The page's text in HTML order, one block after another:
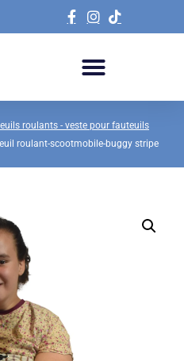
roulants - veste pour fauteuils
roulant-scootmobile-buggy stripe